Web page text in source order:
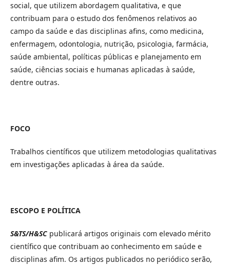
social, que utilizem abordagem qualitativa, e que
contribuam para o estudo dos fenômenos relativos ao
campo da saúde e das disciplinas afins, como medicina,
enfermagem, odontologia, nutrição, psicologia, farmácia,
saúde ambiental, políticas públicas e planejamento em
saúde, ciências sociais e humanas aplicadas à saúde,
dentre outras.
FOCO
Trabalhos científicos que utilizem metodologias qualitativas
em investigações aplicadas à área da saúde.
ESCOPO E POLÍTICA
S&TS/H&SC publicará artigos originais com elevado mérito
científico que contribuam ao conhecimento em saúde e
disciplinas afim. Os artigos publicados no periódico serão,